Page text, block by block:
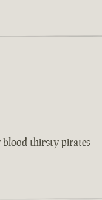
blood thirsty pirates